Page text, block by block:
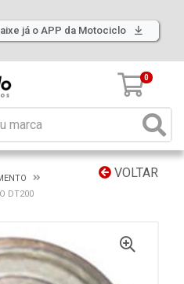
já o APP da Motociclo
0
VOLTAR
DT200